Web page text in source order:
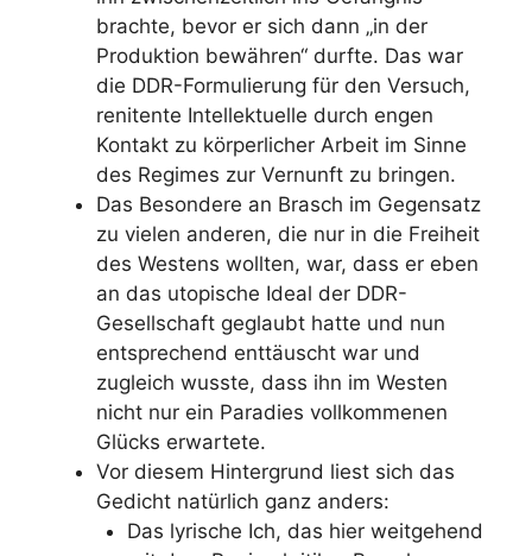
brachte, bevor er sich dann „in der
Produktion bewähren“ durfte. Das war
die DDR-Formulierung für den Versuch,
renitente Intellektuelle durch engen
Kontakt zu körperlicher Arbeit im Sinne
des Regimes zur Vernunft zu bringen.
Das Besondere an Brasch im Gegensatz
zu vielen anderen, die nur in die Freiheit
des Westens wollten, war, dass er eben
an das utopische Ideal der DDR-
Gesellschaft geglaubt hatte und nun
entsprechend enttäuscht war und
zugleich wusste, dass ihn im Westen
nicht nur ein Paradies vollkommenen
Glücks erwartete.
Vor diesem Hintergrund liest sich das
Gedicht natürlich ganz anders:
Das lyrische Ich, das hier weitgehend